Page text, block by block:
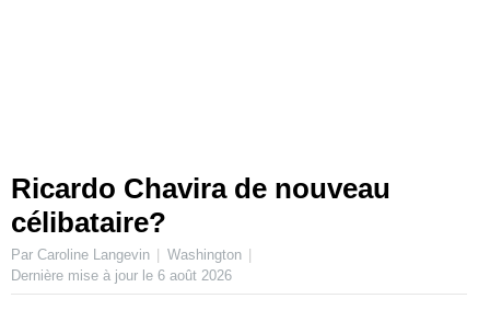
Ricardo Chavira de nouveau
célibataire?
Par Caroline Langevin
Washington
Dernière mise à jour le 6 août 2026